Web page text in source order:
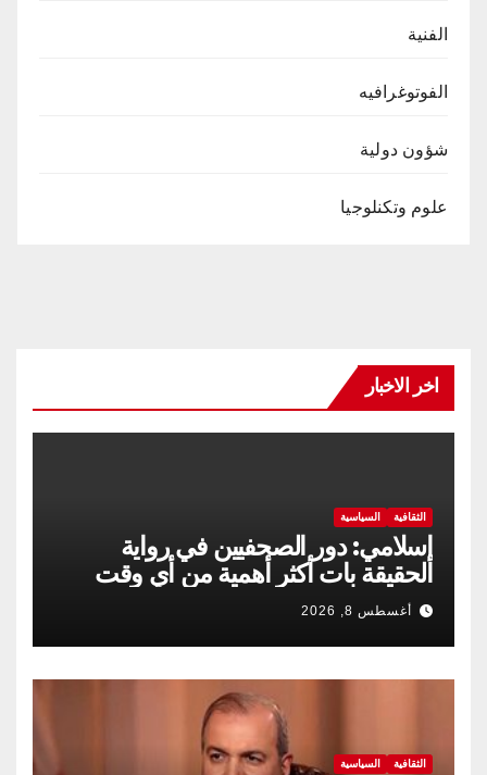
الفنية
الفوتوغرافيه
شؤون دولية
علوم وتكنلوجيا
اخر الاخبار
الثقافية السياسية
إسلامي: دور الصحفيين في رواية
الحقيقة بات أكثر أهمية من أي وقت
مضى
أغسطس 8, 2026
الثقافية السياسية